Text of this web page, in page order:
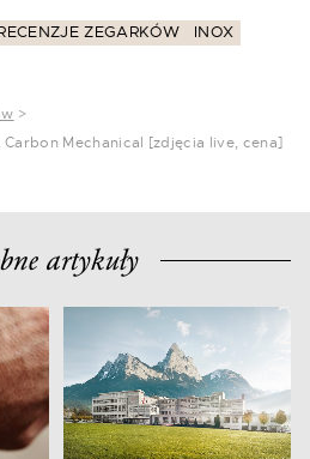
ZEGARKÓW
INOX
>
Carbon Mechanical [zdjęcia live, cena]
artykuły